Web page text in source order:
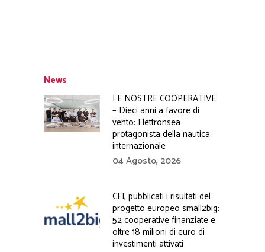
News
LE NOSTRE COOPERATIVE
– Dieci anni a favore di
vento: Elettronsea
protagonista della nautica
internazionale
04 Agosto, 2026
CFI, pubblicati i risultati del
progetto europeo small2big:
52 cooperative finanziate e
oltre 18 milioni di euro di
investimenti attivati